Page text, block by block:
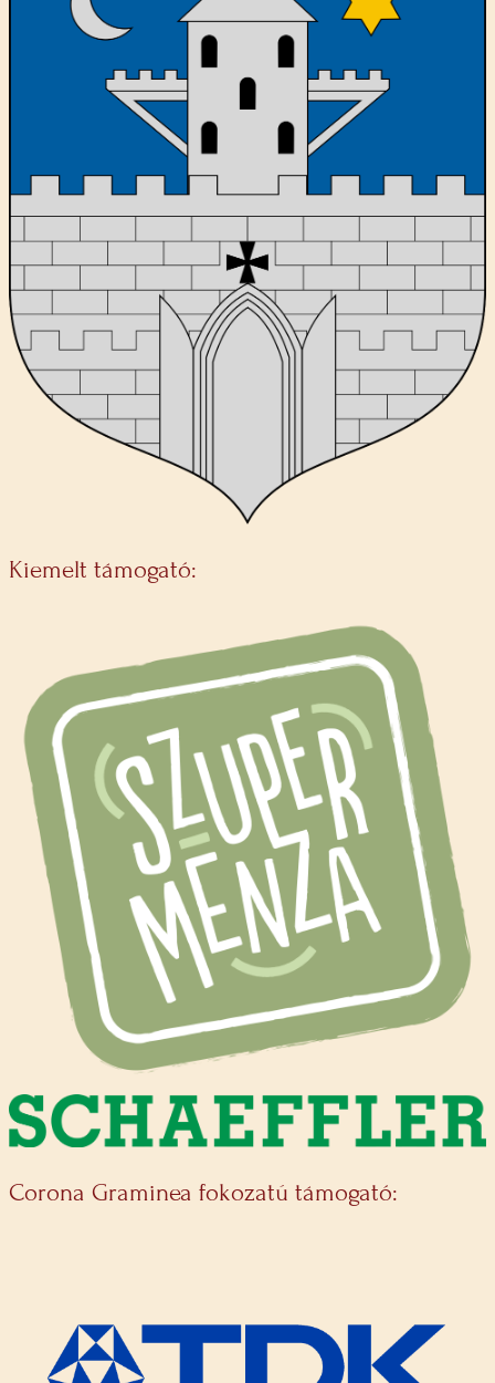
Kiemelt támogató:
Corona Graminea fokozatú támogató: